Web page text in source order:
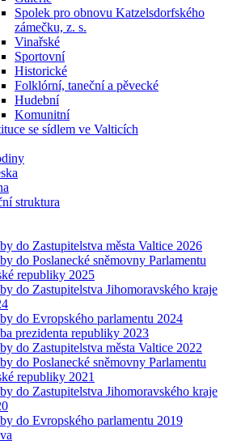
Spolek pro obnovu Katzelsdorfského
zámečku, z. s.
Vinařské
Sportovní
Historické
Folklórní, taneční a pěvecké
Hudební
Komunitní
se sídlem ve Valticích
struktura
do Zastupitelstva města Valtice 2026
do Poslanecké sněmovny Parlamentu
republiky 2025
do Zastupitelstva Jihomoravského kraje
do Evropského parlamentu 2024
prezidenta republiky 2023
do Zastupitelstva města Valtice 2022
do Poslanecké sněmovny Parlamentu
republiky 2021
do Zastupitelstva Jihomoravského kraje
do Evropského parlamentu 2019